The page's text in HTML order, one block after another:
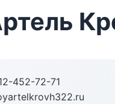
452-72-71